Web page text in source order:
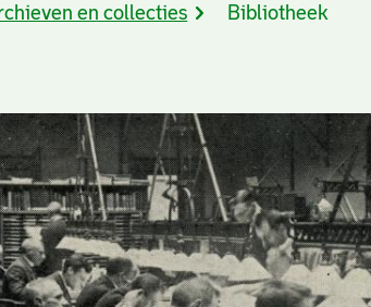
en collecties Bibliotheek